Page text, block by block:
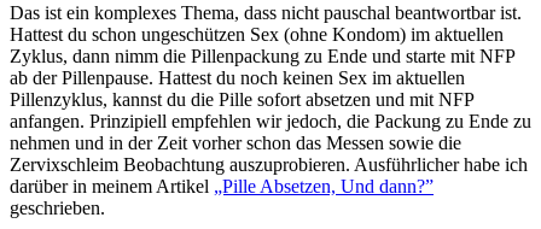
Das ist ein komplexes Thema, dass nicht pauschal beantwortbar ist.
Hattest du schon ungeschützen Sex (ohne Kondom) im aktuellen
Zyklus, dann nimm die Pillenpackung zu Ende und starte mit NFP
ab der Pillenpause. Hattest du noch keinen Sex im aktuellen
Pillenzyklus, kannst du die Pille sofort absetzen und mit NFP
anfangen. Prinzipiell empfehlen wir jedoch, die Packung zu Ende zu
nehmen und in der Zeit vorher schon das Messen sowie die
Zervixschleim Beobachtung auszuprobieren. Ausführlicher habe ich
darüber in meinem Artikel „Pille Absetzen, Und dann?”
geschrieben.